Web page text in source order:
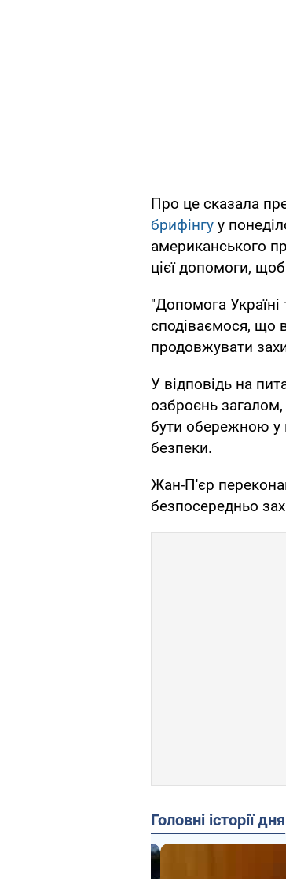
Про це сказала
брифінгу у
американського
цієї допомоги, щоб
"Допомога
сподіваємося, що
продовжувати
У відповідь на
озброєнь
бути обережною у
безпеки.
Жан-П'єр
безпосередньо
Головні історії дня